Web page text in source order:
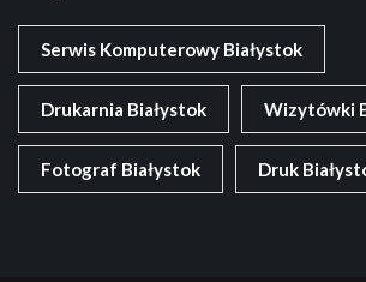
Serwis Komputerowy Białystok
Drukarnia Białystok Wizytówki
Fotograf Białystok Druk